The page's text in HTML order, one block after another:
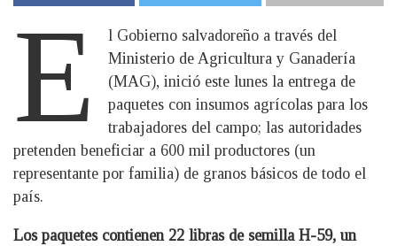
E
l Gobierno salvadoreño a través del
Ministerio de Agricultura y Ganadería
(MAG), inició este lunes la entrega de
paquetes con insumos agrícolas para los
trabajadores del campo; las autoridades
pretenden beneficiar a 600 mil productores (un
representante por familia) de granos básicos de todo el
país.
Los paquetes contienen 22 libras de semilla H-59, un